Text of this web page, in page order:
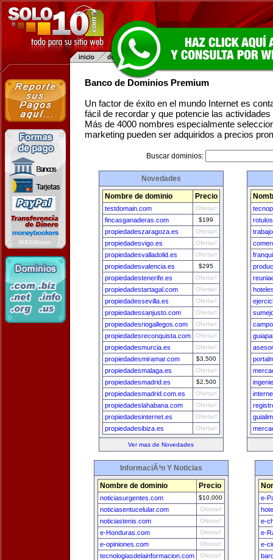
Banco de Dominios Premium
Un factor de éxito en el mundo Internet es
fácil de recordar y que potencie las
Más de 4000 nombres especialmente
marketing pueden ser adquiridos a precios
Buscar dominios:
Novedades
Nombre de dominio Precio
testdomain.com Ofertar!
fincasganaderas.com $199
propiedadeszaragoza.es Ofertar!
propiedadesvigo.es Ofertar!
propiedadesvalladolid.es Ofertar!
propiedadesvalencia.es $295
propiedadestenerife.es Ofertar!
propiedadestartagal.com Ofertar!
propiedadessevilla.es Ofertar!
propiedadessanjusto.com Ofertar!
propiedadesriogallegos.com Ofertar!
propiedadesreconquista.com Ofertar!
propiedadesmurcia.es Ofertar!
propiedadesmiramar.com $3,500
propiedadesmalaga.es Ofertar!
propiedadesmadrid.es $2,500
propiedadesmadrid.com.es Ofertar!
propiedadeslahabana.com Ofertar!
propiedadesinternet.es Ofertar!
propiedadesibiza.es Ofertar!
Ver mas de Novedades
InformaciÃ³n Y Noticias
Nombre de dominio Precio
noticiasurgentes.com $10,000
noticiasentucelular.com Ofertar!
noticiastenis.com Ofertar!
e-Honduras.com Ofertar!
e-opiniones.com Ofertar!
tecnologiasdelainformacion.com Ofertar!
e-
e-
e-
e-